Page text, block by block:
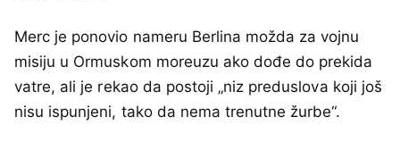
Merc je ponovio nameru Berlina možda za vojnu
misiju u Ormuskom moreuzu ako dođe do prekida
vatre, ali je rekao da postoji „niz preduslova koji još
nisu ispunjeni, tako da nema trenutne žurbe“.